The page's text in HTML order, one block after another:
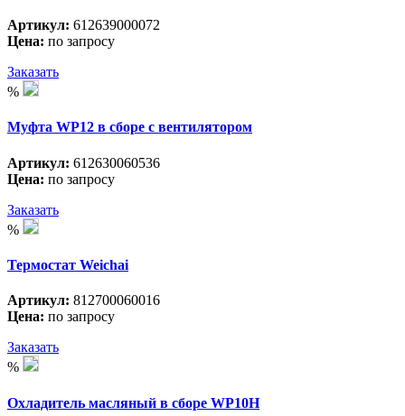
Артикул: 612639000072
Цена: по запросу
Заказать
%
Муфта WP12 в сборе с вентилятором
Артикул: 612630060536
Цена: по запросу
Заказать
%
Термостат Weichai
Артикул: 812700060016
Цена: по запросу
Заказать
%
Охладитель масляный в сборе WP10H